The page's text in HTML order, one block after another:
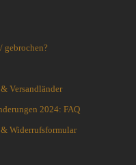
gebrochen?
Versandländer
2024: FAQ
Widerrufsformular